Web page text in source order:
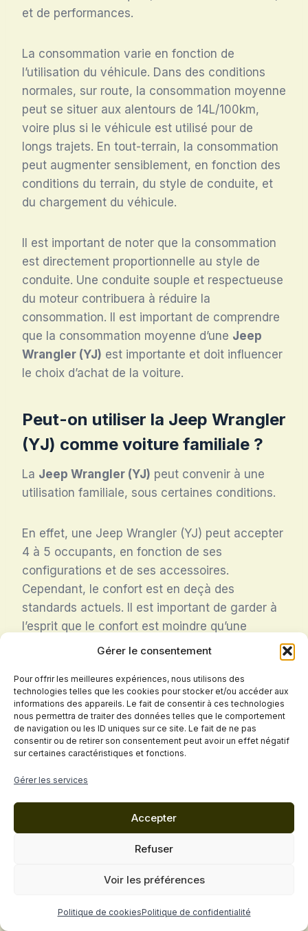
Gérer le consentement
Pour offrir les meilleures expériences, nous utilisons des
technologies telles que les cookies pour stocker et/ou accéder aux
informations des appareils. Le fait de consentir à ces technologies
nous permettra de traiter des données telles que le comportement
de navigation ou les ID uniques sur ce site. Le fait de ne pas
consentir ou de retirer son consentement peut avoir un effet négatif
sur certaines caractéristiques et fonctions.
Gérer les services
Accepter
Refuser
Voir les préférences
Politique de cookiesPolitique de confidentialité
et de performances.
La consommation varie en fonction de
l’utilisation du véhicule. Dans des conditions
normales, sur route, la consommation moyenne
peut se situer aux alentours de 14L/100km,
voire plus si le véhicule est utilisé pour de
longs trajets. En tout-terrain, la consommation
peut augmenter sensiblement, en fonction des
conditions du terrain, du style de conduite, et
du chargement du véhicule.
Il est important de noter que la consommation
est directement proportionnelle au style de
conduite. Une conduite souple et respectueuse
du moteur contribuera à réduire la
consommation. Il est important de comprendre
que la consommation moyenne d’une Jeep
Wrangler (YJ) est importante et doit influencer
le choix d’achat de la voiture.
Peut-on utiliser la Jeep Wrangler
(YJ) comme voiture familiale ?
La Jeep Wrangler (YJ) peut convenir à une
utilisation familiale, sous certaines conditions.
En effet, une Jeep Wrangler (YJ) peut accepter
4 à 5 occupants, en fonction de ses
configurations et de ses accessoires.
Cependant, le confort est en deçà des
standards actuels. Il est important de garder à
l’esprit que le confort est moindre qu’une
familiale classique. L’espace pour
frein pour une grande famille avec des enfants.
Il est essentiel de prendre en compte le niveau
de confort pour une utilisation familiale. Le
niveau sonore dans l’habitacle peut importuner
les passagers. Le confort de conduite en ville
largement compensé par le plaisir de conduire
et la liberté que procure une Jeep Wrangler
options pour un usage tout-